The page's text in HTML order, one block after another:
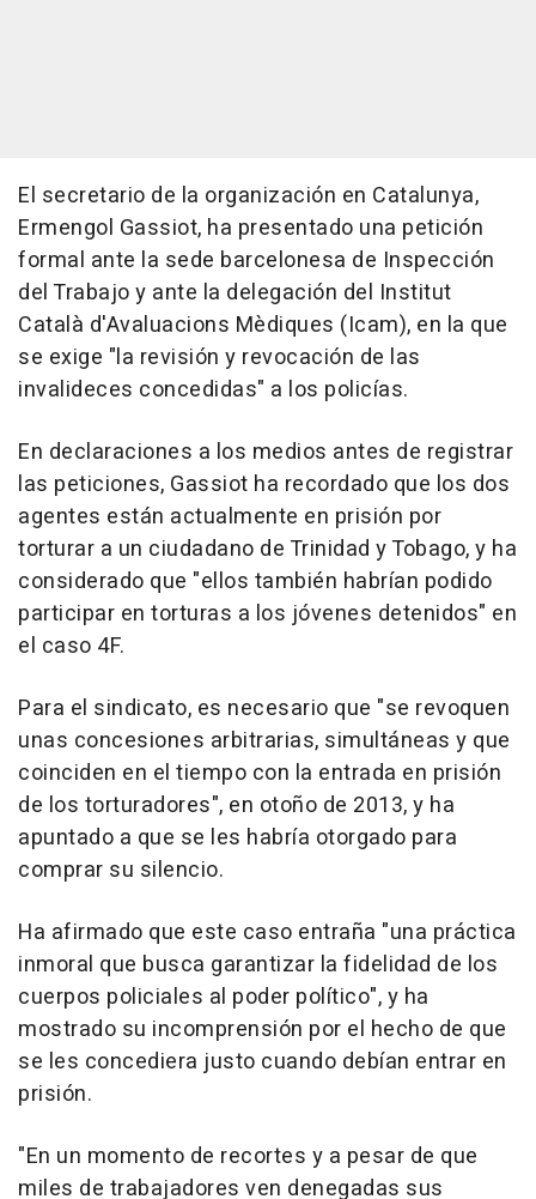
El secretario de la organización en Catalunya,
Ermengol Gassiot, ha presentado una petición
formal ante la sede barcelonesa de Inspección
del Trabajo y ante la delegación del Institut
Català d'Avaluacions Mèdiques (Icam), en la que
se exige "la revisión y revocación de las
invalideces concedidas" a los policías.
En declaraciones a los medios antes de registrar
las peticiones, Gassiot ha recordado que los dos
agentes están actualmente en prisión por
torturar a un ciudadano de Trinidad y Tobago, y ha
considerado que "ellos también habrían podido
participar en torturas a los jóvenes detenidos" en
el caso 4F.
Para el sindicato, es necesario que "se revoquen
unas concesiones arbitrarias, simultáneas y que
coinciden en el tiempo con la entrada en prisión
de los torturadores", en otoño de 2013, y ha
apuntado a que se les habría otorgado para
comprar su silencio.
Ha afirmado que este caso entraña "una práctica
inmoral que busca garantizar la fidelidad de los
cuerpos policiales al poder político", y ha
mostrado su incomprensión por el hecho de que
se les concediera justo cuando debían entrar en
prisión.
"En un momento de recortes y a pesar de que
miles de trabajadores ven denegadas sus